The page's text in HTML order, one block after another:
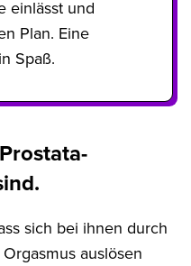
einlässt und
Plan. Eine
Spaß.
sich bei ihnen durch
auslösen